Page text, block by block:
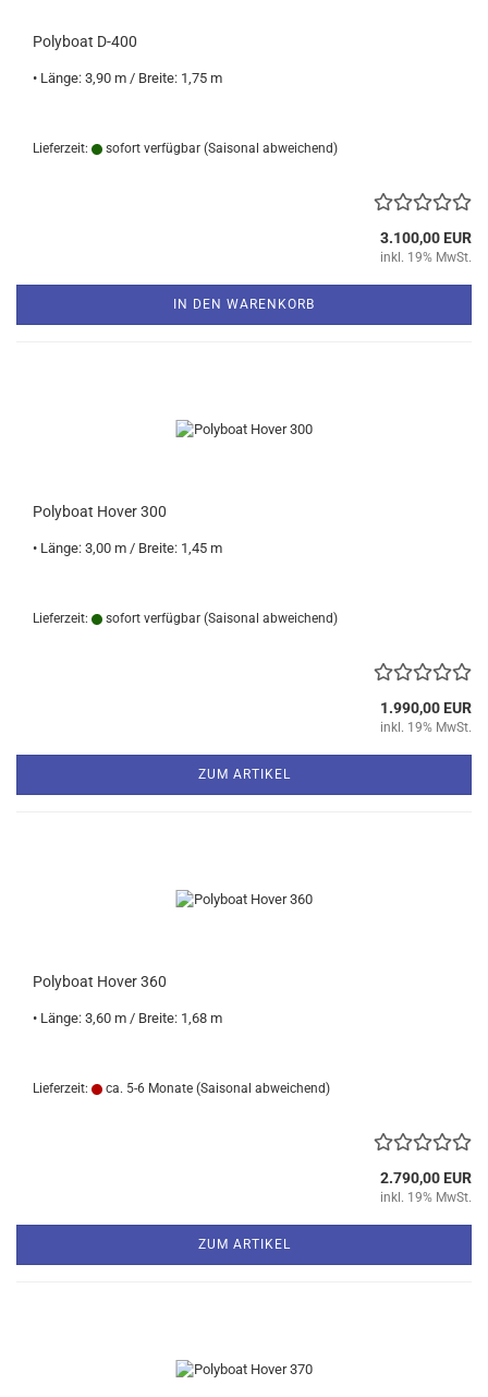
Polyboat D-400
• Länge: 3,90 m / Breite: 1,75 m
Lieferzeit: sofort verfügbar (Saisonal abweichend)
3.100,00 EUR
inkl. 19% MwSt.
IN DEN WARENKORB
Polyboat Hover 300
• Länge: 3,00 m / Breite: 1,45 m
Lieferzeit: sofort verfügbar (Saisonal abweichend)
1.990,00 EUR
inkl. 19% MwSt.
ZUM ARTIKEL
Polyboat Hover 360
• Länge: 3,60 m / Breite: 1,68 m
Lieferzeit: ca. 5-6 Monate (Saisonal abweichend)
2.790,00 EUR
inkl. 19% MwSt.
ZUM ARTIKEL